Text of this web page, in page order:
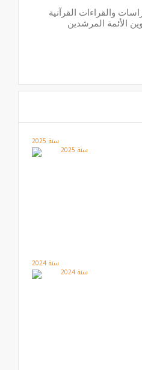
والقراءات القرآنية
الأئمة المرشدين
سنة 2025
سنة 2024